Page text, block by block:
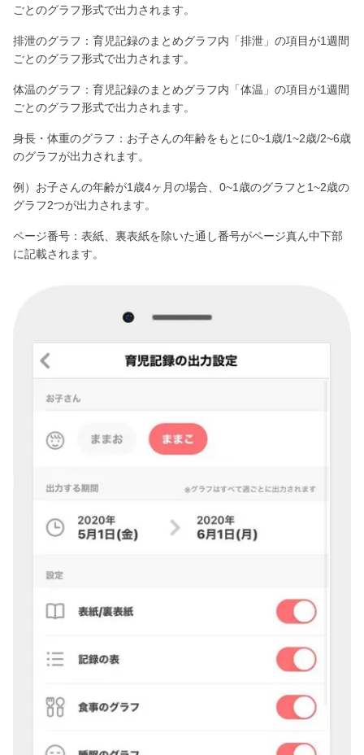
ごとのグラフ形式で出力されます。
排泄のグラフ：育児記録のまとめグラフ内「排泄」の項目が1週間
ごとのグラフ形式で出力されます。
体温のグラフ：育児記録のまとめグラフ内「体温」の項目が1週間
ごとのグラフ形式で出力されます。
身長・体重のグラフ：お子さんの年齢をもとに0~1歳/1~2歳/2~6歳
のグラフが出力されます。
例）お子さんの年齢が1歳4ヶ月の場合、0~1歳のグラフと1~2歳の
グラフ2つが出力されます。
ページ番号：表紙、裏表紙を除いた通し番号がページ真ん中下部
に記載されます。